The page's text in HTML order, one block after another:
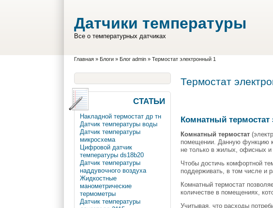
Датчики температуры
Все о температурных датчиках
Вы здесь
Главная» Блоги» Блог admin» Термостат электронный 1
СТАТЬИ
Накладной термостат др тн
Датчик температуры воды
Датчик температуры
микросхема
Цифровой датчик
температуры ds18b20
Датчик температуры
наддувочного воздуха
Жидкостные
манометрические
термометры
Датчик температуры
Термостат
Комнатный
Комнатный термостат
помещении. Данную функцию
не только в жилых, офисных
Чтобы достичь комфортной
поддерживать, в том числе и
Комнатный термостат
количестве в помещениях,
Учитывая, что расходы